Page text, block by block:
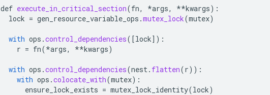
def execute_in_critical_section(fn, *args, **kwargs):
lock = gen_resource_variable_ops .mutex_lock(mutex)
with ops .control_dependencies( [lock] ):
r = fn(*args, **kwargs)
with ops .control_dependencies(nest. flatten(r)):
with ops .colocate_with(mutex):
ensure_lock_exists = mutex_lock_identity(lock)